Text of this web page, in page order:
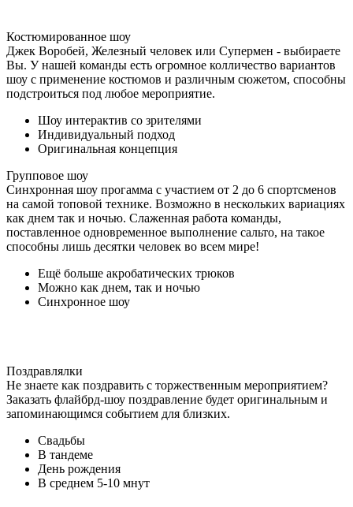
Костюмированное шоу
Джек Воробей, Железный человек или Супермен - выбираете
Вы. У нашей команды есть огромное колличество вариантов
шоу с применение костюмов и различным сюжетом, способны
подстроиться под любое мероприятие.
Шоу интерактив со зрителями
Индивидуальный подход
Оригинальная концепция
Групповое шоу
Синхронная шоу прогамма с участием от 2 до 6 спортсменов
на самой топовой технике. Возможно в нескольких вариациях
как днем так и ночью. Слаженная работа команды,
поставленное одновременное выполнение сальто, на такое
способны лишь десятки человек во всем мире!
Ещё больше акробатических трюков
Можно как днем, так и ночью
Синхронное шоу
Поздравлялки
Не знаете как поздравить с торжественным мероприятием?
Заказать флайбрд-шоу поздравление будет оригинальным и
запоминающимся событием для близких.
Свадьбы
В тандеме
День рождения
В среднем 5-10 мнут